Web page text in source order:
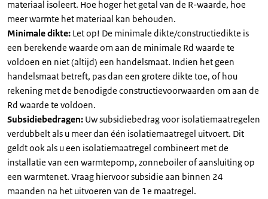
materiaal isoleert. Hoe hoger het getal van de R-waarde, hoe
meer warmte het materiaal kan behouden.
Minimale dikte: Let op! De minimale dikte/constructiedikte is
een berekende waarde om aan de minimale Rd waarde te
voldoen en niet (altijd) een handelsmaat. Indien het geen
handelsmaat betreft, pas dan een grotere dikte toe, of hou
rekening met de benodigde constructievoorwaarden om aan de
Rd waarde te voldoen.
Subsidiebedragen: Uw subsidiebedrag voor isolatiemaatregelen
verdubbelt als u meer dan één isolatiemaatregel uitvoert. Dit
geldt ook als u een isolatiemaatregel combineert met de
installatie van een warmtepomp, zonneboiler of aansluiting op
een warmtenet. Vraag hiervoor subsidie aan binnen 24
maanden na het uitvoeren van de 1e maatregel.